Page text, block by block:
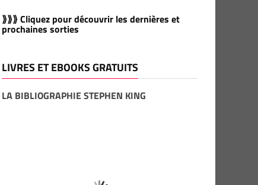
⟫⟫⟫ Cliquez pour découvrir les dernières et
prochaines sorties
LIVRES ET EBOOKS GRATUITS
LA BIBLIOGRAPHIE STEPHEN KING